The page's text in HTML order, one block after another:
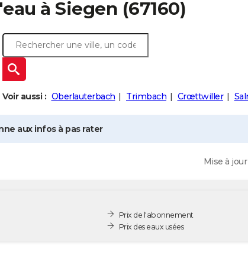
à Siegen (67160)
Voir aussi : Oberlauterbach Trimbach Crœttwiller
aux infos à pas rater
Mise à
Prix de l'abonnement
Prix des eaux usées